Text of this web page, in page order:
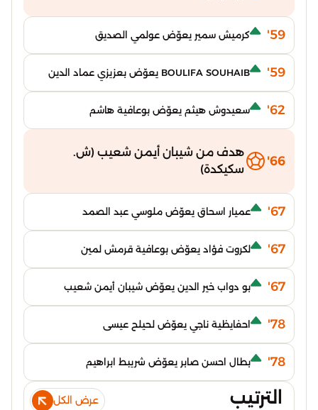
59' كرميش سمير يعوّض عولمي الصديق
59' BOULIFA SOUHAIB يعوّض بعزيزي عماد الدين
62' سعيدوش هيثم يعوّض بوعافية هاشم
66'
هدف من شيبان أيمن شعيب (ش.
سكيكدة)
67' عميار اسحاق يعوّض ملوسي عبد الصمد
67' لكروت فؤاد يعوّض بوعافية قرمش لمين
67' بو دواب خير الدين يعوّض شيبان أيمن شعيب
78' احفايظية ناجي يعوّض لحيلح عيسى
78' بطال احسن صابر يعوّض شريبط ابراهيم
الترتيب عرض الكل